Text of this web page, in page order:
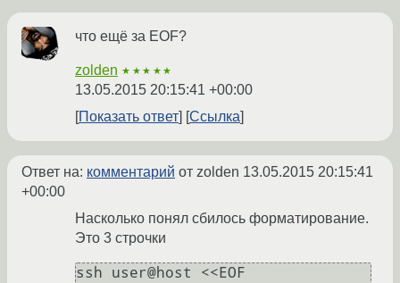
что ещё за EOF?
zolden ★★★★★
13.05.2015 20:15:41 +00:00
Показать ответ
Ссылка
Ответ на: комментарий от zolden 13.05.2015 20:15:41
+00:00
Насколько понял сбилось форматирование.
Это 3 строчки
ssh user@host <<EOF